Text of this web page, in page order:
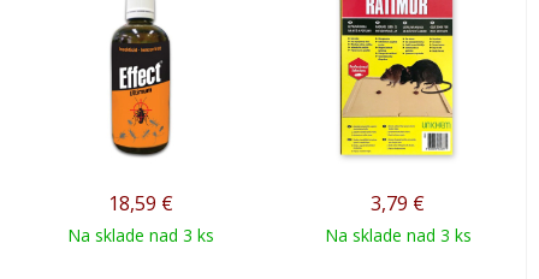
18,59 €
Na sklade nad 3 ks
3,79 €
Na sklade nad 3 ks